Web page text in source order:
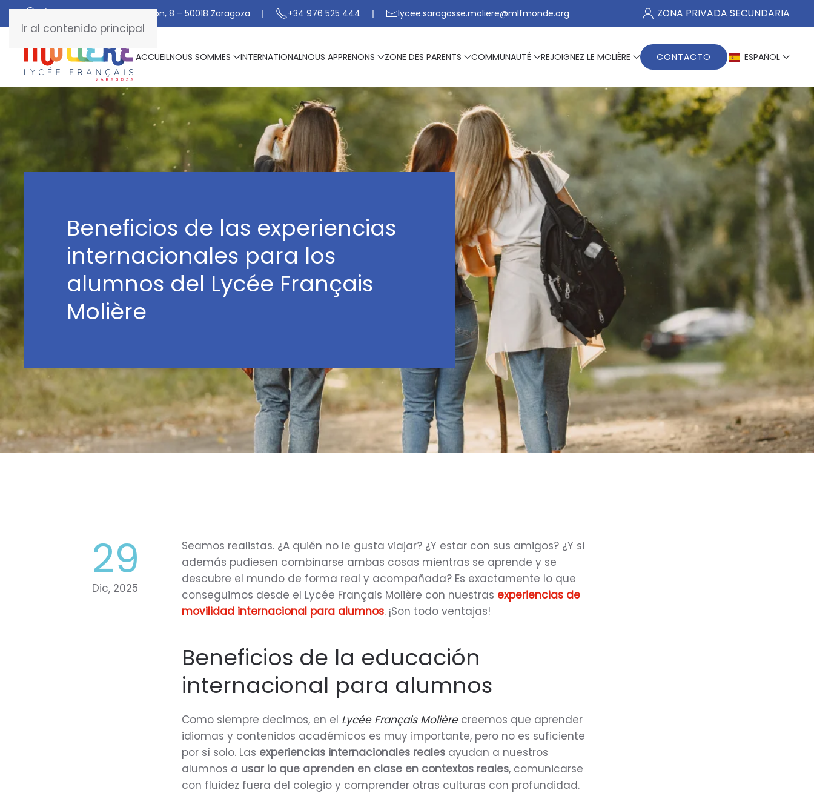
Ir al contenido principal
C/ De Manuel Marraco Ramón, 8 – 50018 Zaragoza +34 976 525 444 lycee.saragosse.moliere@mlfmonde.org ZONA PRIVADA SECUNDARIA
ACCUEILNOUS SOMMES INTERNATIONALNOUS APPRENONS ZONE DES PARENTS COMMUNAUTÉ REJOIGNEZ LE MOLIÈRE CONTACTO ESPAÑOL
Beneficios de las experiencias
internacionales para los
alumnos del Lycée Français
Molière
29
Dic, 2025
Seamos realistas. ¿A quién no le gusta viajar? ¿Y estar con sus amigos? ¿Y si
además pudiesen combinarse ambas cosas mientras se aprende y se
descubre el mundo de forma real y acompañada? Es exactamente lo que
conseguimos desde el Lycée Français Molière con nuestras experiencias de
movilidad internacional para alumnos. ¡Son todo ventajas!
Beneficios de la educación
internacional para alumnos
Como siempre decimos, en el Lycée Français Molièrecreemos que aprender
idiomas y contenidos académicos es muy importante, pero no es suficiente
por sí solo. Las experiencias internacionales reales ayudan a nuestros
alumnos a usar lo que aprenden en clase en contextos reales, comunicarse
con fluidez fuera del colegio y comprender otras culturas con profundidad.